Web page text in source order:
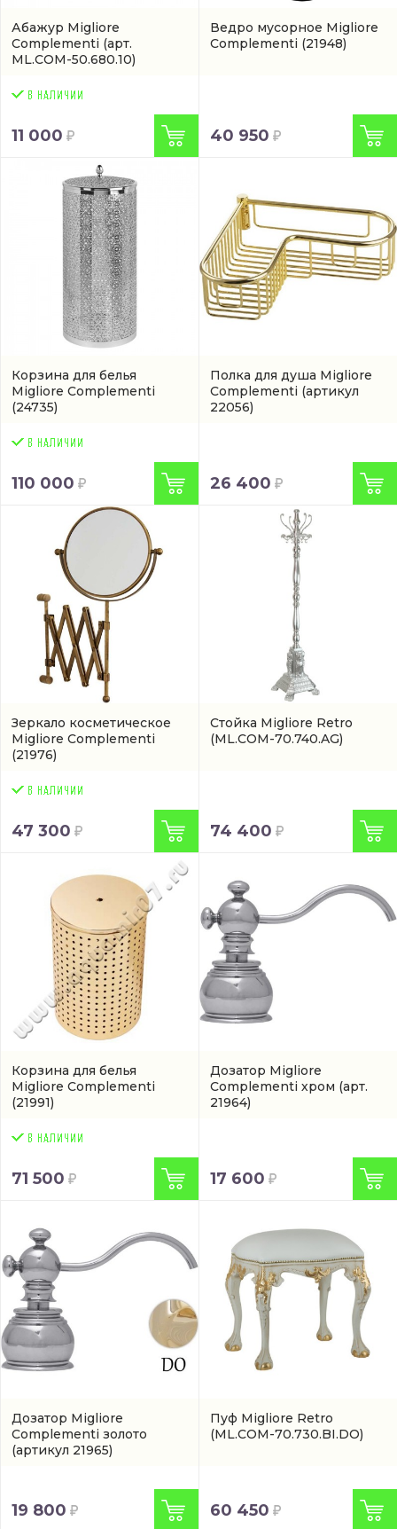
Абажур Migliore
Complementi (арт.
ML.COM-50.680.10)
11 000
Ведро мусорное Migliore
Complementi (21948)
40 950
Корзина для белья
Migliore Complementi
(24735)
110 000
Полка для душа Migliore
Complementi (артикул
22056)
26 400
Зеркало косметическое
Migliore Complementi
(21976)
47 300
Стойка Migliore Retro
(ML.COM-70.740.AG)
74 400
Корзина для белья
Migliore Complementi
(21991)
71 500
Дозатор Migliore
Complementi хром (арт.
21964)
17 600
Дозатор Migliore
Complementi золото
(артикул 21965)
19 800
Пуф Migliore Retro
(ML.COM-70.730.BI.DO)
60 450